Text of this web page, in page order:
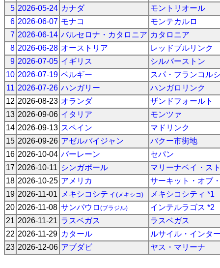
5 2026-05-24 カナダ
モントリオール
6 2026-06-07 モナコ
モンテカルロ
7 2026-06-14 バルセロナ・カタロニア カタロニア
8 2026-06-28 オーストリア
レッドブルリンク
9 2026-07-05 イギリス
シルバーストン
10 2026-07-19 ベルギー
スパ・フランコル
11 2026-07-26 ハンガリー
ハンガロリンク
12 2026-08-23 オランダ
ザンドフォールト
13 2026-09-06 イタリア
モンツァ
14 2026-09-13 スペイン
マドリンク
15 2026-09-26 アゼルバイジャン
バクー市街地
16 2026-10-04 バーレーン
セパン
17 2026-10-11 シンガポール
マリーナベイ・ス
18 2026-10-25 アメリカ
サーキット・オブ
19 2026-11-01 メキシコシティ (メキシコ)
メキシコシティ *1
20 2026-11-08 サンパウロ (ブラジル)
インテルラゴス *2
21 2026-11-21 ラスベガス
ラスベガス
22 2026-11-29 カタール
ルサイル・インタ
23 2026-12-06 アブダビ ヤス・マリーナ